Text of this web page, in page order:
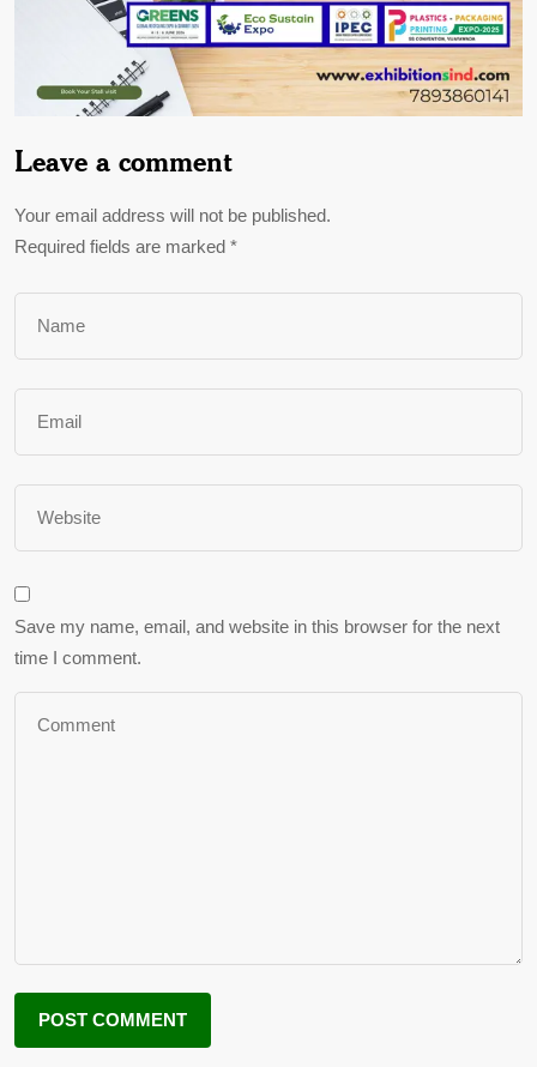
Leave a comment
Your email address will not be published.
Required fields are marked *
Save my name, email, and website in this browser for the next
time I comment.